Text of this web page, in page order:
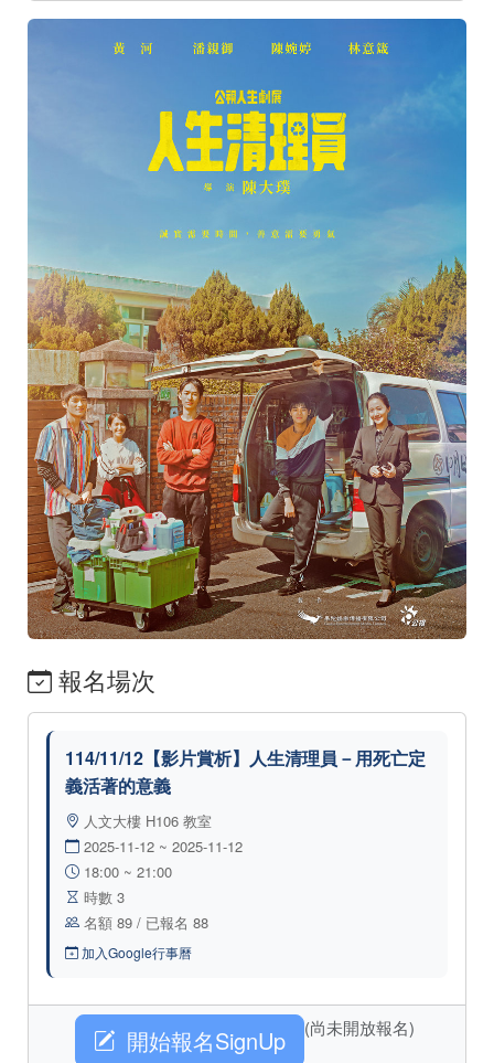
報名場次
114/11/12【影片賞析】人生清理員－用死亡定
義活著的意義
人文大樓 H106 教室
2025-11-12 ~ 2025-11-12
18:00 ~ 21:00
時數 3
名額 89 / 已報名 88
加入Google行事曆
開始報名SignUp (尚未開放報名)